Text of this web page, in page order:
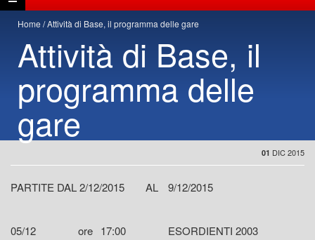
Home Attività di Base, il programma delle gare
Attività di Base, il
programma delle
gare
01 DIC 2015
PARTITE DAL 2/12/2015 AL 9/12/2015
05/12 ore 17:00
ESORDIENTI 2003